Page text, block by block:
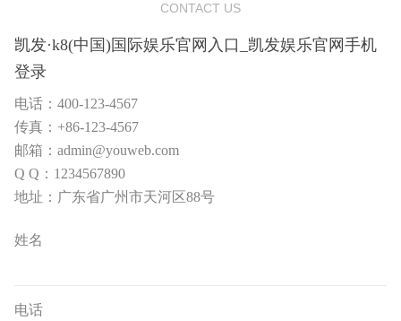
CONTACT US
凯发·k8(中国)国际娱乐官网入口_凯发娱乐官网手机
登录
电话：400-123-4567
传真：+86-123-4567
邮箱：admin@youweb.com
Q Q：1234567890
地址：广东省广州市天河区88号
姓名
电话